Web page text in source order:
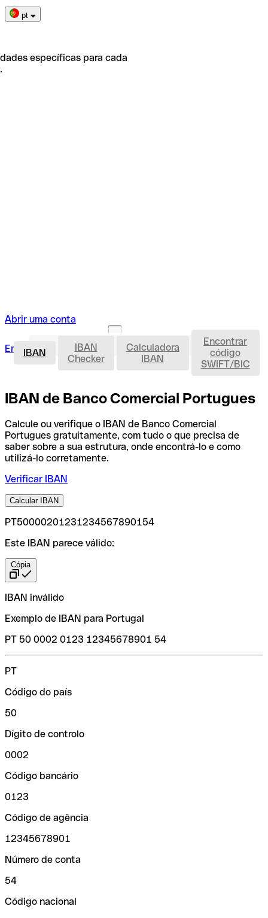
pt
específicas para cada
Abrir uma conta
Entrar Abrir uma conta IBAN
IBAN
IBAN
Checker
Calculadora
IBAN
Encontrar
código
SWIFT/BIC
IBAN de Banco Comercial Portugues
Calcule ou verifique o IBAN de Banco Comercial
Portugues gratuitamente, com tudo o que precisa de
saber sobre a sua estrutura, onde encontrá-lo e como
utilizá-lo corretamente.
Verificar IBAN
Calcular IBAN
PT50000201231234567890154
Este IBAN parece válido:
Cópia
IBAN inválido
Exemplo de IBAN para Portugal
PT 50 0002 0123 12345678901 54
PT
Código do país
50
Dígito de controlo
0002
Código bancário
0123
Código de agência
12345678901
Número de conta
54
Código nacional